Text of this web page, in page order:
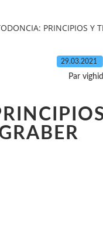
PRINCIPIOS Y
29.03.2021
Par